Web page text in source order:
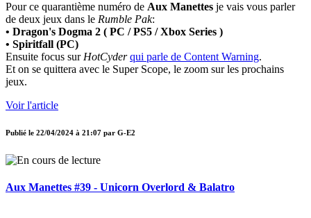
Pour ce quarantième numéro de Aux Manettes je vais vous parler
de deux jeux dans le Rumble Pak:
• Dragon's Dogma 2 ( PC / PS5 / Xbox Series )
• Spiritfall (PC)
Ensuite focus sur HotCyder qui parle de Content Warning.
Et on se quittera avec le Super Scope, le zoom sur les prochains
jeux.
Voir l'article
Publié le 22/04/2024 à 21:07 par G-E2
Aux Manettes #39 - Unicorn Overlord & Balatro